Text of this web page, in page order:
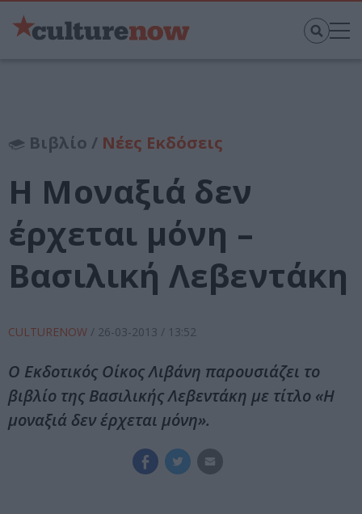
Βιβλίο / Νέες Εκδόσεις
Η Μοναξιά δεν
έρχεται μόνη –
Βασιλική Λεβεντάκη
CULTURENOW / 26-03-2013 / 13:52
Ο Εκδοτικός Οίκος Λιβάνη παρουσιάζει το
βιβλίο της Βασιλικής Λεβεντάκη με τίτλο «Η
μοναξιά δεν έρχεται μόνη».